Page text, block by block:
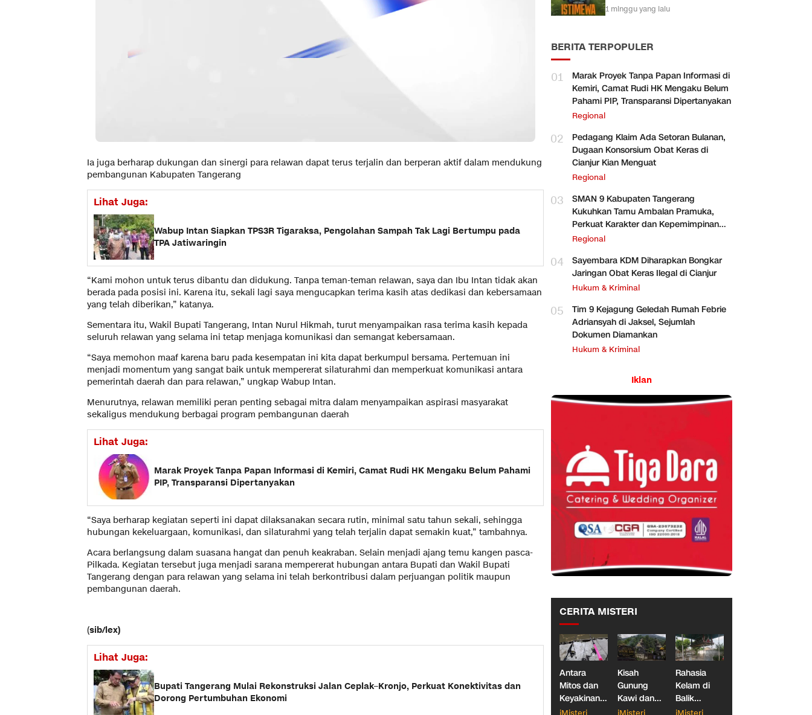
Ia juga berharap dukungan dan sinergi para relawan dapat terus terjalin dan berperan aktif dalam mendukung
pembangunan Kabupaten Tangerang
Lihat Juga:
Wabup Intan Siapkan TPS3R Tigaraksa, Pengolahan Sampah Tak Lagi Bertumpu pada
TPA Jatiwaringin
“Kami mohon untuk terus dibantu dan didukung. Tanpa teman-teman relawan, saya dan Ibu Intan tidak akan
berada pada posisi ini. Karena itu, sekali lagi saya mengucapkan terima kasih atas dedikasi dan kebersamaan
yang telah diberikan,” katanya.
Sementara itu, Wakil Bupati Tangerang, Intan Nurul Hikmah, turut menyampaikan rasa terima kasih kepada
seluruh relawan yang selama ini tetap menjaga komunikasi dan semangat kebersamaan.
“Saya memohon maaf karena baru pada kesempatan ini kita dapat berkumpul bersama. Pertemuan ini
menjadi momentum yang sangat baik untuk mempererat silaturahmi dan memperkuat komunikasi antara
pemerintah daerah dan para relawan,” ungkap Wabup Intan.
Menurutnya, relawan memiliki peran penting sebagai mitra dalam menyampaikan aspirasi masyarakat
sekaligus mendukung berbagai program pembangunan daerah
Lihat Juga:
Marak Proyek Tanpa Papan Informasi di Kemiri, Camat Rudi HK Mengaku Belum Pahami
PIP, Transparansi Dipertanyakan
“Saya berharap kegiatan seperti ini dapat dilaksanakan secara rutin, minimal satu tahun sekali, sehingga
hubungan kekeluargaan, komunikasi, dan silaturahmi yang telah terjalin dapat semakin kuat,” tambahnya.
Acara berlangsung dalam suasana hangat dan penuh keakraban. Selain menjadi ajang temu kangen pasca-
Pilkada. Kegiatan tersebut juga menjadi sarana mempererat hubungan antara Bupati dan Wakil Bupati
Tangerang dengan para relawan yang selama ini telah berkontribusi dalam perjuangan politik maupun
pembangunan daerah.
(sib/lex)
Lihat Juga:
Bupati Tangerang Mulai Rekonstruksi Jalan Ceplak–Kronjo, Perkuat Konektivitas dan
Dorong Pertumbuhan Ekonomi
1 minggu yang lalu
BERITA TERPOPULER
01
Marak Proyek Tanpa Papan Informasi di
Kemiri, Camat Rudi HK Mengaku Belum
Pahami PIP, Transparansi Dipertanyakan
Regional
02
Pedagang Klaim Ada Setoran Bulanan,
Dugaan Konsorsium Obat Keras di
Cianjur Kian Menguat
Regional
03
SMAN 9 Kabupaten Tangerang
Kukuhkan Tamu Ambalan Pramuka,
Perkuat Karakter dan Kepemimpinan
Siswa
Regional
04
Sayembara KDM Diharapkan Bongkar
Jaringan Obat Keras Ilegal di Cianjur
Hukum & Kriminal
05
Tim 9 Kejagung Geledah Rumah Febrie
Adriansyah di Jaksel, Sejumlah
Dokumen Diamankan
Hukum & Kriminal
Iklan
CERITA MISTERI
Antara
Mitos dan
Keyakinan,
Ketika
Kisah
Gunung
Kawi dan
Dua
Rahasia
Kelam di
Balik
Makam